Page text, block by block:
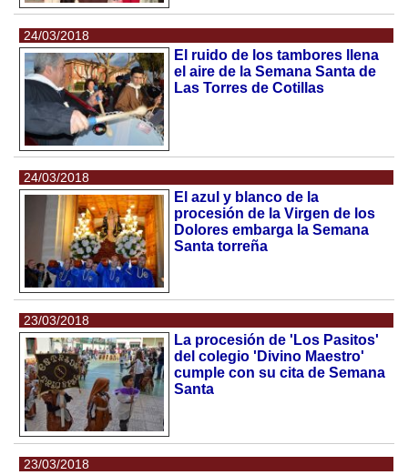
24/03/2018
El ruido de los tambores llena
el aire de la Semana Santa de
Las Torres de Cotillas
24/03/2018
El azul y blanco de la
procesión de la Virgen de los
Dolores embarga la Semana
Santa torreña
23/03/2018
La procesión de 'Los Pasitos'
del colegio 'Divino Maestro'
cumple con su cita de Semana
Santa
23/03/2018